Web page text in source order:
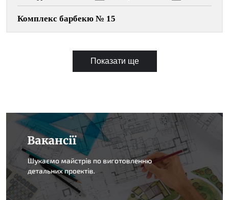
Комплекс барбекю № 15
Показати ще